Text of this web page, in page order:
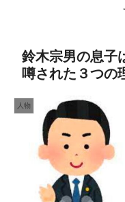
鈴木宗男の息子
噂された３つの
人物